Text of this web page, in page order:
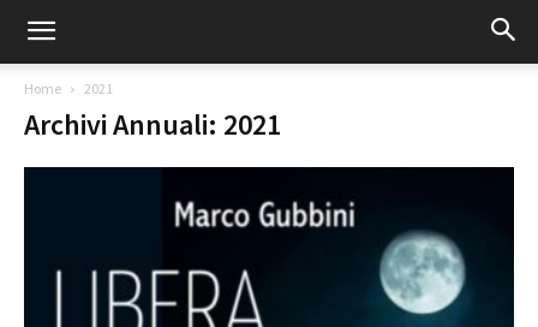
Tadino
Home 2021
Archivi Annuali: 2021